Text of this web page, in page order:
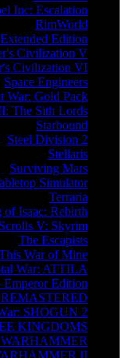
Inc: Escalation
RimWorld
Edition
Civilization V
Civilization VI
Space Engineers
War: Gold Pack
The Sith Lords
Starbound
Steel Division 2
Stellaris
Surviving Mars
Simulator
Terraria
Isaac: Rebirth
V: Skyrim
The Escapists
War of Mine
War: ATTILA
Edition
SHOGUN 2
KINGDOMS
WARHAMMER
II